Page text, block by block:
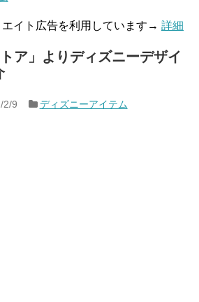
イト広告を利用しています→ 詳細
ア」よりディズニーデザイ
2/9 ディズニーアイテム